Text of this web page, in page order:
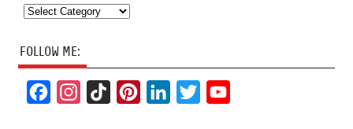
Categories
FOLLOW ME: